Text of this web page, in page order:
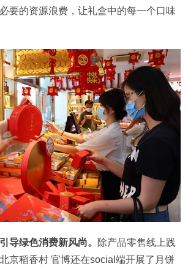
要的资源浪费，让礼盒中的每一个口味
导绿色消费新风尚。
除产品零售线上践
京稻香村 官博还在social端开展了月饼